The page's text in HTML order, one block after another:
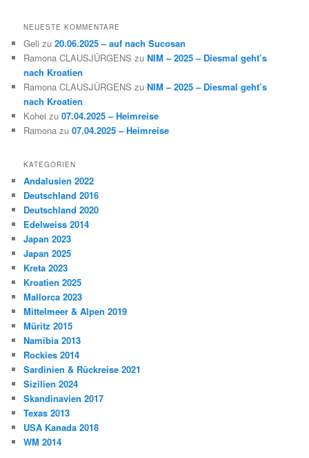
NEUESTE KOMMENTARE
Geli zu20.06.2025 – auf nach Sucosan
Ramona CLAUSJÜRGENS zuNIM – 2025 – Diesmal geht’s
nach Kroatien
Ramona CLAUSJÜRGENS zuNIM – 2025 – Diesmal geht’s
nach Kroatien
Kohei zu07.04.2025 – Heimreise
Ramona zu07.04.2025 – Heimreise
KATEGORIEN
Andalusien 2022
Deutschland 2016
Deutschland 2020
Edelweiss 2014
Japan 2023
Japan 2025
Kreta 2023
Kroatien 2025
Mallorca 2023
Mittelmeer & Alpen 2019
Müritz 2015
Namibia 2013
Rockies 2014
Sardinien & Rückreise 2021
Sizilien 2024
Skandinavien 2017
Texas 2013
USA Kanada 2018
WM 2014